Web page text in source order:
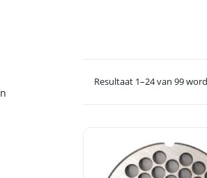
Resultaat 1–24 van 99